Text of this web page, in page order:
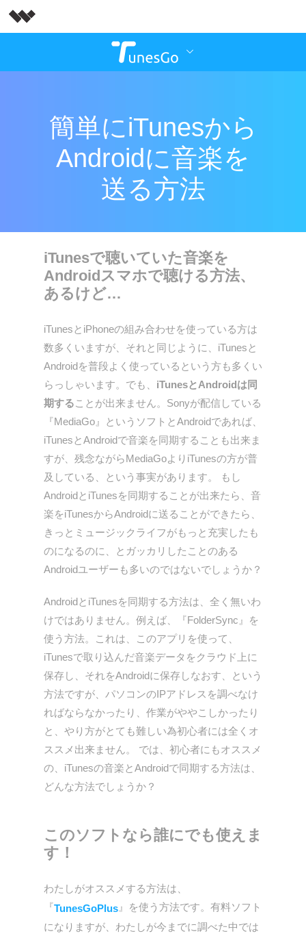
簡単にiTunesから
Androidに音楽を
送る方法
iTunesで聴いていた音楽を
Androidスマホで聴ける方法、
あるけど…
iTunesとiPhoneの組み合わせを使っている方は
数多くいますが、それと同じように、iTunesと
Androidを普段よく使っているという方も多くい
らっしゃいます。でも、 iTunesとAndroidは同
期することが出来ません。Sonyが配信している
『MediaGo』というソフトとAndroidであれば、
iTunesとAndroidで音楽を同期することも出来ま
すが、残念ながらMediaGoよりiTunesの方が普
及している、という事実があります。 もし
AndroidとiTunesを同期することが出来たら、音
楽をiTunesからAndroidに送ることができたら、
きっとミュージックライフがもっと充実したも
のになるのに、とガッカリしたことのある
Androidユーザーも多いのではないでしょうか？
AndroidとiTunesを同期する方法は、全く無いわ
けではありません。例えば、『FolderSync』を
使う方法。これは、このアプリを使って、
iTunesで取り込んだ音楽データをクラウド上に
保存し、それをAndroidに保存しなおす、という
方法ですが、パソコンのIPアドレスを調べなけ
ればならなかったり、作業がややこしかったり
と、やり方がとても難しい為初心者には全くオ
ススメ出来ません。 では、初心者にもオススメ
の、iTunesの音楽とAndroidで同期する方法は、
どんな方法でしょうか？
このソフトなら誰にでも使えま
す！
わたしがオススメする方法は、
『TunesGoPlus 』を使う方法です。有料ソフト
になりますが、わたしが今までに調べた中では